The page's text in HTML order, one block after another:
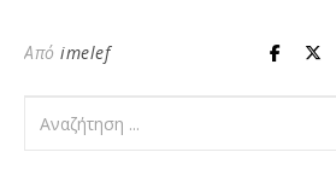
Από imelef